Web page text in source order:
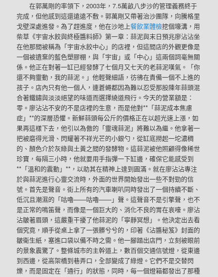
在郭萬剛的率領下，2003年，7.5萬畝八步沙的管理義務終于
完成，但他感到這還遠遠不敷。郭萬剛又帶著治沙團隊，向騰格里
戈壁深處進發。為了趕進度，他在沙地上餐飲業體檢挖個壕溝，用
柴草《宇宙水餃與終極醬料師》第一章：蒜泥與末日預兆廖沾沾坐
在他那間被稱為「宇宙水餃中心」的店裡，但這間店的外觀更像是
一個被遺棄的藍色塑膠棚，與「宇宙」或「中心」這兩個詞毫無關
係。他正在對著一缸已經發酵了七個月又七天的老蒜泥嘆氣。「你
還不夠靈動，我的蒜泥。」他輕聲細語，彷彿在責備一個不上進的
孩子。店內只有他一個人，連蒼蠅都因為難以忍受那股陳年蒜頭混
合著鐵鏽與淡淡絕望的味道而選擇繞道飛行。今天的營業額是：
零。廖沾沾不安的不是店裡的生意，而是他對**「蒜泥成本焦慮
症」**的深層恐懼。新鮮蒜頭每公斤的價格正在以超光速上漲，如
果再這樣下去，他引以為傲的「靈魂蒜泥」將難以為繼。他拿著一
把被磨得光滑、閃耀著不祥光芒的小銀勺，從缸底撈起一坨濃稠
的、顏色介於灰綠與土黃之間的發酵物。這蒜泥被他照顧得像稀世
珍寶，每隔三小時，他就要用手指彈一下缸邊，確保它能感受到
**「溫和的震動」**，以助其在精神上達到圓滿。就在廖沾沾專注
於與蒜泥進行心靈交流時，外面的世界開始發出一些不對勁的信
號。首先是聲音。街上所有的汽車喇叭同時發出了一個持續不斷、
低沉且潮濕的「咕嚕——咕嚕——」聲。這聲音不是引擎聲，也不
是正常的鳴笛聲，而像是一個巨大的、消化不良的胃在哀嚎。廖沾
沾皺著眉頭，這嚴重干擾了他蒜泥的「寧靜冥想」。他決定出去看
個究竟，順手從桌上拿了一張髒兮兮的，印著《沾醬秘笈》封面的
皺衛生紙，塞進口袋以備不時之需。他一腳踏出店門，立刻被眼前
的景象震驚了。整條城市的主幹道上，數百個交通信號燈，從東邊
到西邊，從高架橋到巷弄口，全部變成了綠燈。它們不是交替閃
爍，而是固定在「通行」的狀態，同時，每一個燈箱都發出了那種